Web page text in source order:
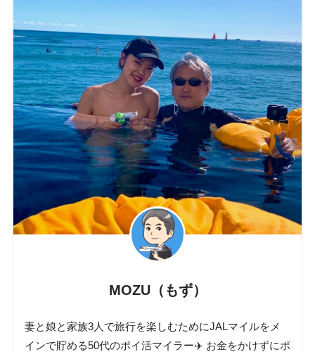
MOZU（もず）
妻と娘と家族3人で旅行を楽しむためにJALマイルをメ
インで貯める50代のポイ活マイラー✈️ お金をかけずにポ